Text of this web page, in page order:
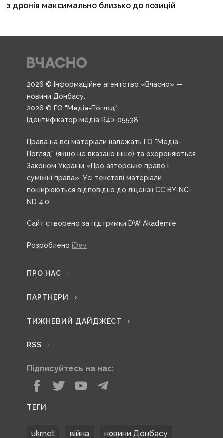
з дронів максимально близько до позицій
2026 © Інформаційне агентство «Вчасно» —
новини Донбасу.
2026 © ГО "Медіа-Погляд".
Ідентифікатор медіа R40-05538
Права на всі матеріали належать ГО "Медіа-
Погляд" (якщо не вказано інше) та охороняються
Законом України «Про авторське право і
суміжні права». Усі текстові матеріали
поширюються відповідно до ліцензії CC BY-NC-
ND 4.0.
Сайт створено за підтримки DW Akademie
Розроблено iDev
ПРО НАС
ПАРТНЕРИ
ТИЖНЕВИЙ ДАЙДЖЕСТ
RSS
Підписуйтесь на нас:
ТЕГИ
ukrnet війна новини Донбасу